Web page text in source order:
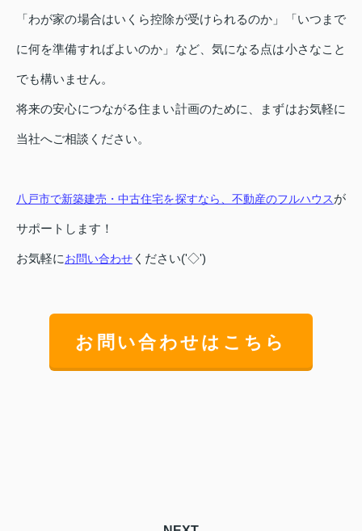
「わが家の場合はいくら控除が受けられるのか」「いつまで
に何を準備すればよいのか」など、気になる点は小さなこと
でも構いません。
将来の安心につながる住まい計画のために、まずはお気軽に
当社へご相談ください。
八戸市で新築建売・中古住宅を探すなら、不動産のフルハウスが
サポートします！
お気軽にお問い合わせ ください('◇')ゞ
お問い合わせはこちら